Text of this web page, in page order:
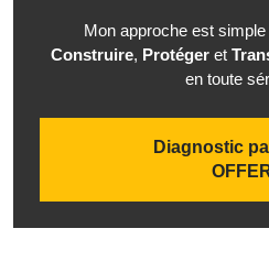
Mon approche est
Construire, Protégeret
en toute
Diagnostic